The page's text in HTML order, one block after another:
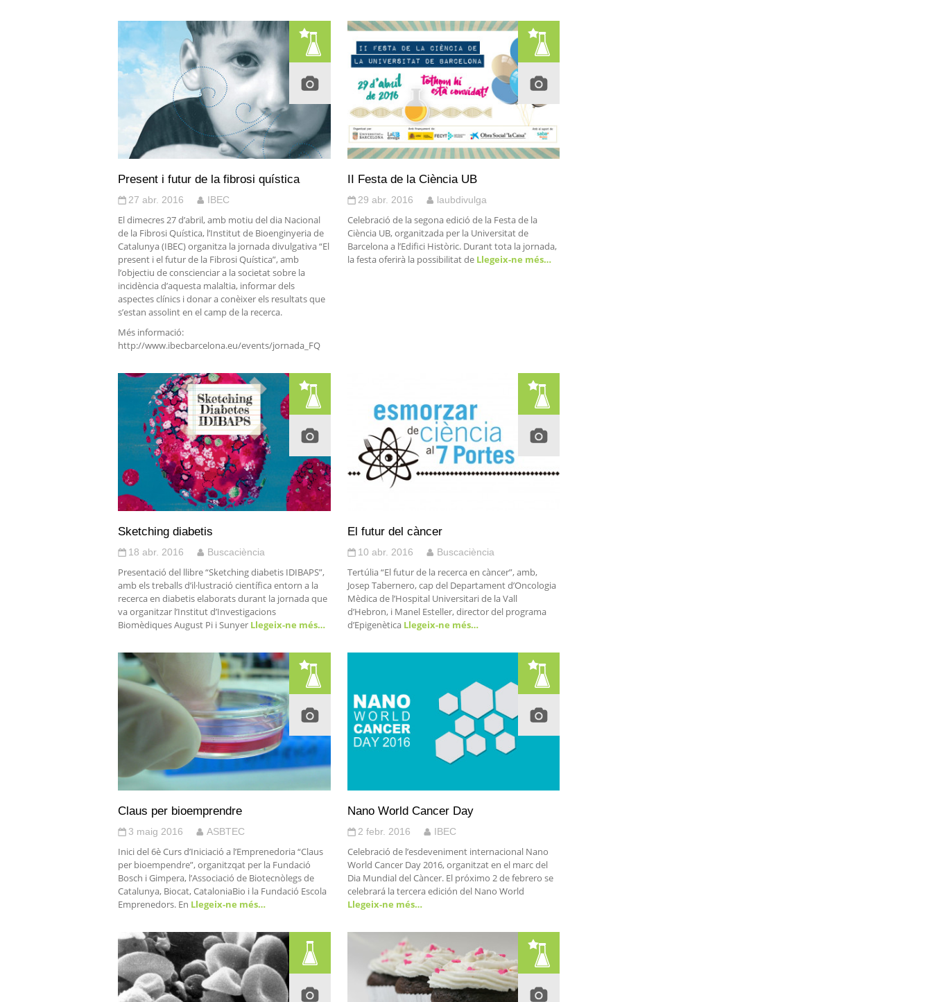
Present i futur de la fibrosi quística
27 abr. 2016 IBEC
El dimecres 27 d’abril, amb motiu del dia Nacional
de la Fibrosi Quística, l’Institut de Bioenginyeria de
Catalunya (IBEC) organitza la jornada divulgativa “El
present i el futur de la Fibrosi Quística”, amb
l’objectiu de conscienciar a la societat sobre la
incidència d’aquesta malaltia, informar dels
aspectes clínics i donar a conèixer els resultats que
s’estan assolint en el camp de la recerca.
Més informació:
http://www.ibecbarcelona.eu/events/jornada_FQ
II Festa de la Ciència UB
29 abr. 2016 laubdivulga
Celebració de la segona edició de la Festa de la
Ciència UB, organitzada per la Universitat de
Barcelona a l’Edifici Històric. Durant tota la jornada,
la festa oferirà la possibilitat deLlegeix-ne més…
Sketching diabetis
18 abr. 2016 Buscaciència
Presentació del llibre “Sketching diabetis IDIBAPS”,
amb els treballs d’il·lustració científica entorn a la
recerca en diabetis elaborats durant la jornada que
va organitzar l’Institut d’Investigacions
Biomèdiques August Pi i Sunyer Llegeix-ne més…
El futur del càncer
10 abr. 2016 Buscaciència
Tertúlia “El futur de la recerca en càncer”, amb,
Josep Tabernero, cap del Departament d’Oncologia
Mèdica de l’Hospital Universitari de la Vall
d’Hebron, i Manel Esteller, director del programa
d’EpigenèticaLlegeix-ne més…
Claus per bioemprendre
3 maig 2016 ASBTEC
Inici del 6è Curs d’Iniciació a l’Emprenedoria “Claus
per bioempendre”, organitzqat per la Fundació
Bosch i Gimpera, l’Associació de Biotecnòlegs de
Catalunya, Biocat, CataloniaBio i la Fundació Escola
Emprenedors. En Llegeix-ne més…
Nano World Cancer Day
2 febr. 2016 IBEC
Celebració de l’esdeveniment internacional Nano
World Cancer Day 2016, organitzat en el marc del
Dia Mundial del Càncer. El próximo 2 de febrero se
celebrará la tercera edición del Nano World
Llegeix-ne més…